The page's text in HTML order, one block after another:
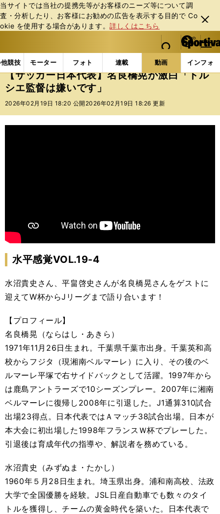
当サイトでは当社の提携先等がお客様のニーズ等について調
査・分析したり、お客様にお勧めの広告を表⽰する⽬的で Co
okie を使⽤する場合があります。詳しくはこちら
閉じ
る
web Sportiva (webスポルティーバ)
検索
マイペ
ー
ジ
メニュ
競技 モーター フォト 連載 動画 インフォ
b
ス
ポ
ル
動画 【サッカー日本代表】名良橋晃が激白「トルシエ
【サッカー日本代表】名良橋晃が激白「トル
シエ監督は嫌いです」
2026年02月19日 18:20 公開 2026年02月19日 18:26 更新
水平感覚VOL.19-4
水沼貴史さん、平畠啓史さんが名良橋晃さんをゲストに
迎えてW杯からJリーグまで語り合います！
【プロフィール】
名良橋晃（ならはし・あきら）
1971年11月26日生まれ。千葉県千葉市出身。千葉英和高
校からフジタ（現湘南ベルマーレ）に入り、その後のベ
ルマーレ平塚で右サイドバックとして活躍。1997年から
は鹿島アントラーズで10シーズンプレー。2007年に湘南
ベルマーレに復帰し2008年に引退した。J1通算310試合
出場23得点。日本代表ではＡマッチ38試合出場。日本が
本大会に初出場した1998年フランスＷ杯でプレーした。
引退後は育成年代の指導や、解説者を務めている。
水沼貴史（みずぬま・たかし）
1960年５月28日生まれ。埼玉県出身。浦和南高校、法政
大学で全国優勝を経験。JSL日産自動車でも数々のタイ
トルを獲得し、チームの黄金時代を築いた。日本代表で